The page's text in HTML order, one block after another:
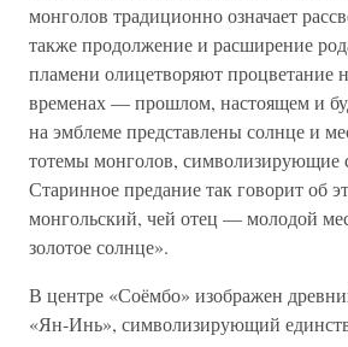
монголов традиционно означает
также продолжение и расширение
пламени олицетворяют процветание
временах — прошлом, настоящем и
на эмблеме представлены солнце и
тотемы монголов, символизирующие
Старинное предание так говорит об
монгольский, чей отец — молодой
золотое солнце».
В центре «Соёмбо» изображен
«Ян-Инь», символизирующий